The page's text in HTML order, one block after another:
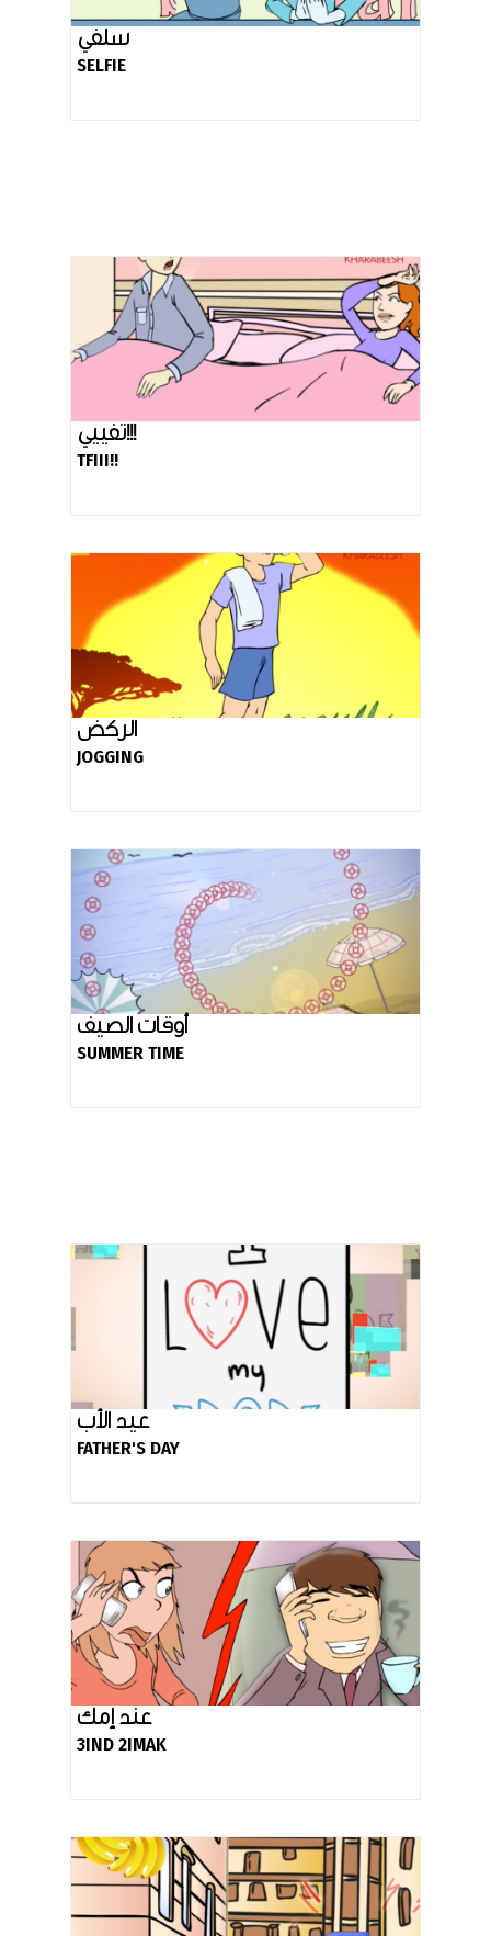
سلفي
SELFIE
تفييي!!!
TFIII!!
الركض
JOGGING
أوقات الصيف
SUMMER TIME
عيد الأب
FATHER'S DAY
عند إمك
3IND 2IMAK